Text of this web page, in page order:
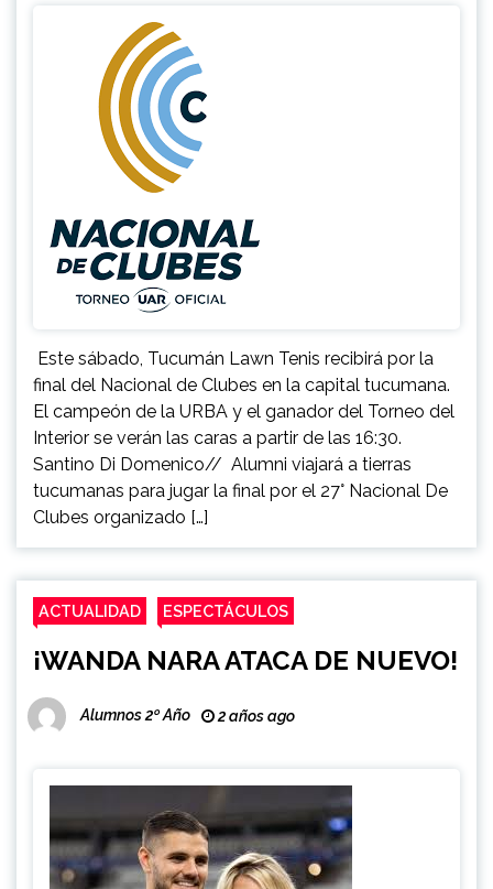
Este sábado, Tucumán Lawn Tenis recibirá por la
final del Nacional de Clubes en la capital tucumana.
El campeón de la URBA y el ganador del Torneo del
Interior se verán las caras a partir de las 16:30.
Santino Di Domenico// Alumni viajará a tierras
tucumanas para jugar la final por el 27° Nacional De
Clubes organizado […]
ACTUALIDAD ESPECTÁCULOS
¡WANDA NARA ATACA DE NUEVO!
Alumnos 2º Año 2 años ago